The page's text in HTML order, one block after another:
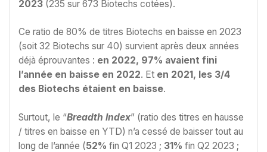
2023 (235 sur 673 Biotechs cotées).
Ce ratio de 80% de titres Biotechs en baisse en 2023
(soit 32 Biotechs sur 40) survient après deux années
déjà éprouvantes : en 2022, 97% avaient fini
l’année en baisse en 2022. Et en 2021, les 3/4
des Biotechs étaient en baisse.
Surtout, le “Breadth Index” (ratio des titres en hausse
/ titres en baisse en YTD) n’a cessé de baisser tout au
long de l’année (52% fin Q1 2023 ; 31% fin Q2 2023 ;